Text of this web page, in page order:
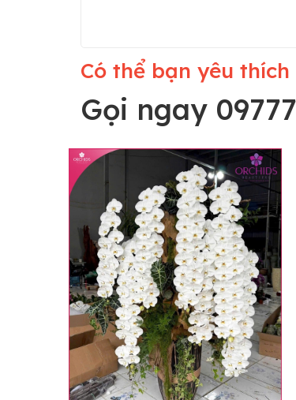
Có thể bạn yêu thích
Gọi ngay